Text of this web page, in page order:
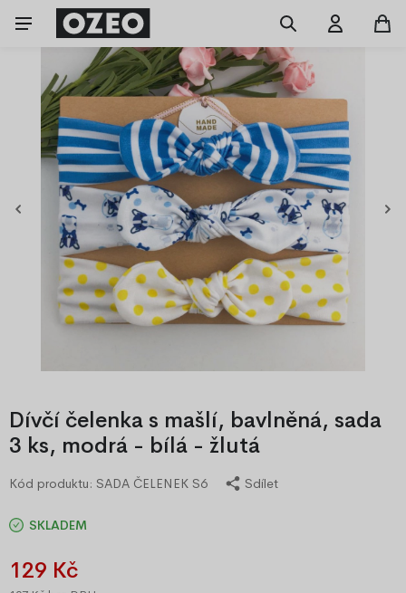
Dívčí čelenka s mašlí, bavlněná, sada
3 ks, modrá - bílá - žlutá
Kód produktu: SADA ČELENEK S6 Sdílet
SKLADEM
129 Kč